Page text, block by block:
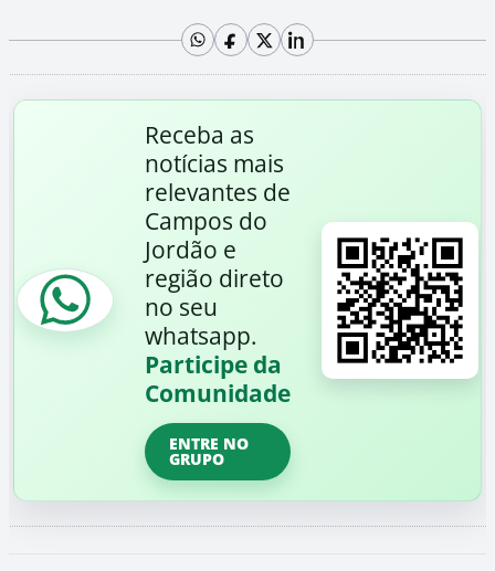
Receba as
notícias mais
relevantes de
Campos do
Jordão e
região direto
no seu
whatsapp.
Participe da
Comunidade
ENTRE NO
GRUPO